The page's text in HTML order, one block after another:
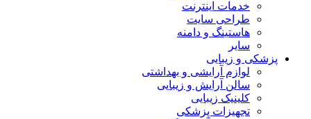
خدمات اینترنت
طراحی سایت
هاستینگ و دامنه
سایر
پزشکی و زیبایی
لوازم آرایشی و بهداشتی
سالن آرایش و زیبایی
کلینیک زیبایی
تجهیزات پزشکی